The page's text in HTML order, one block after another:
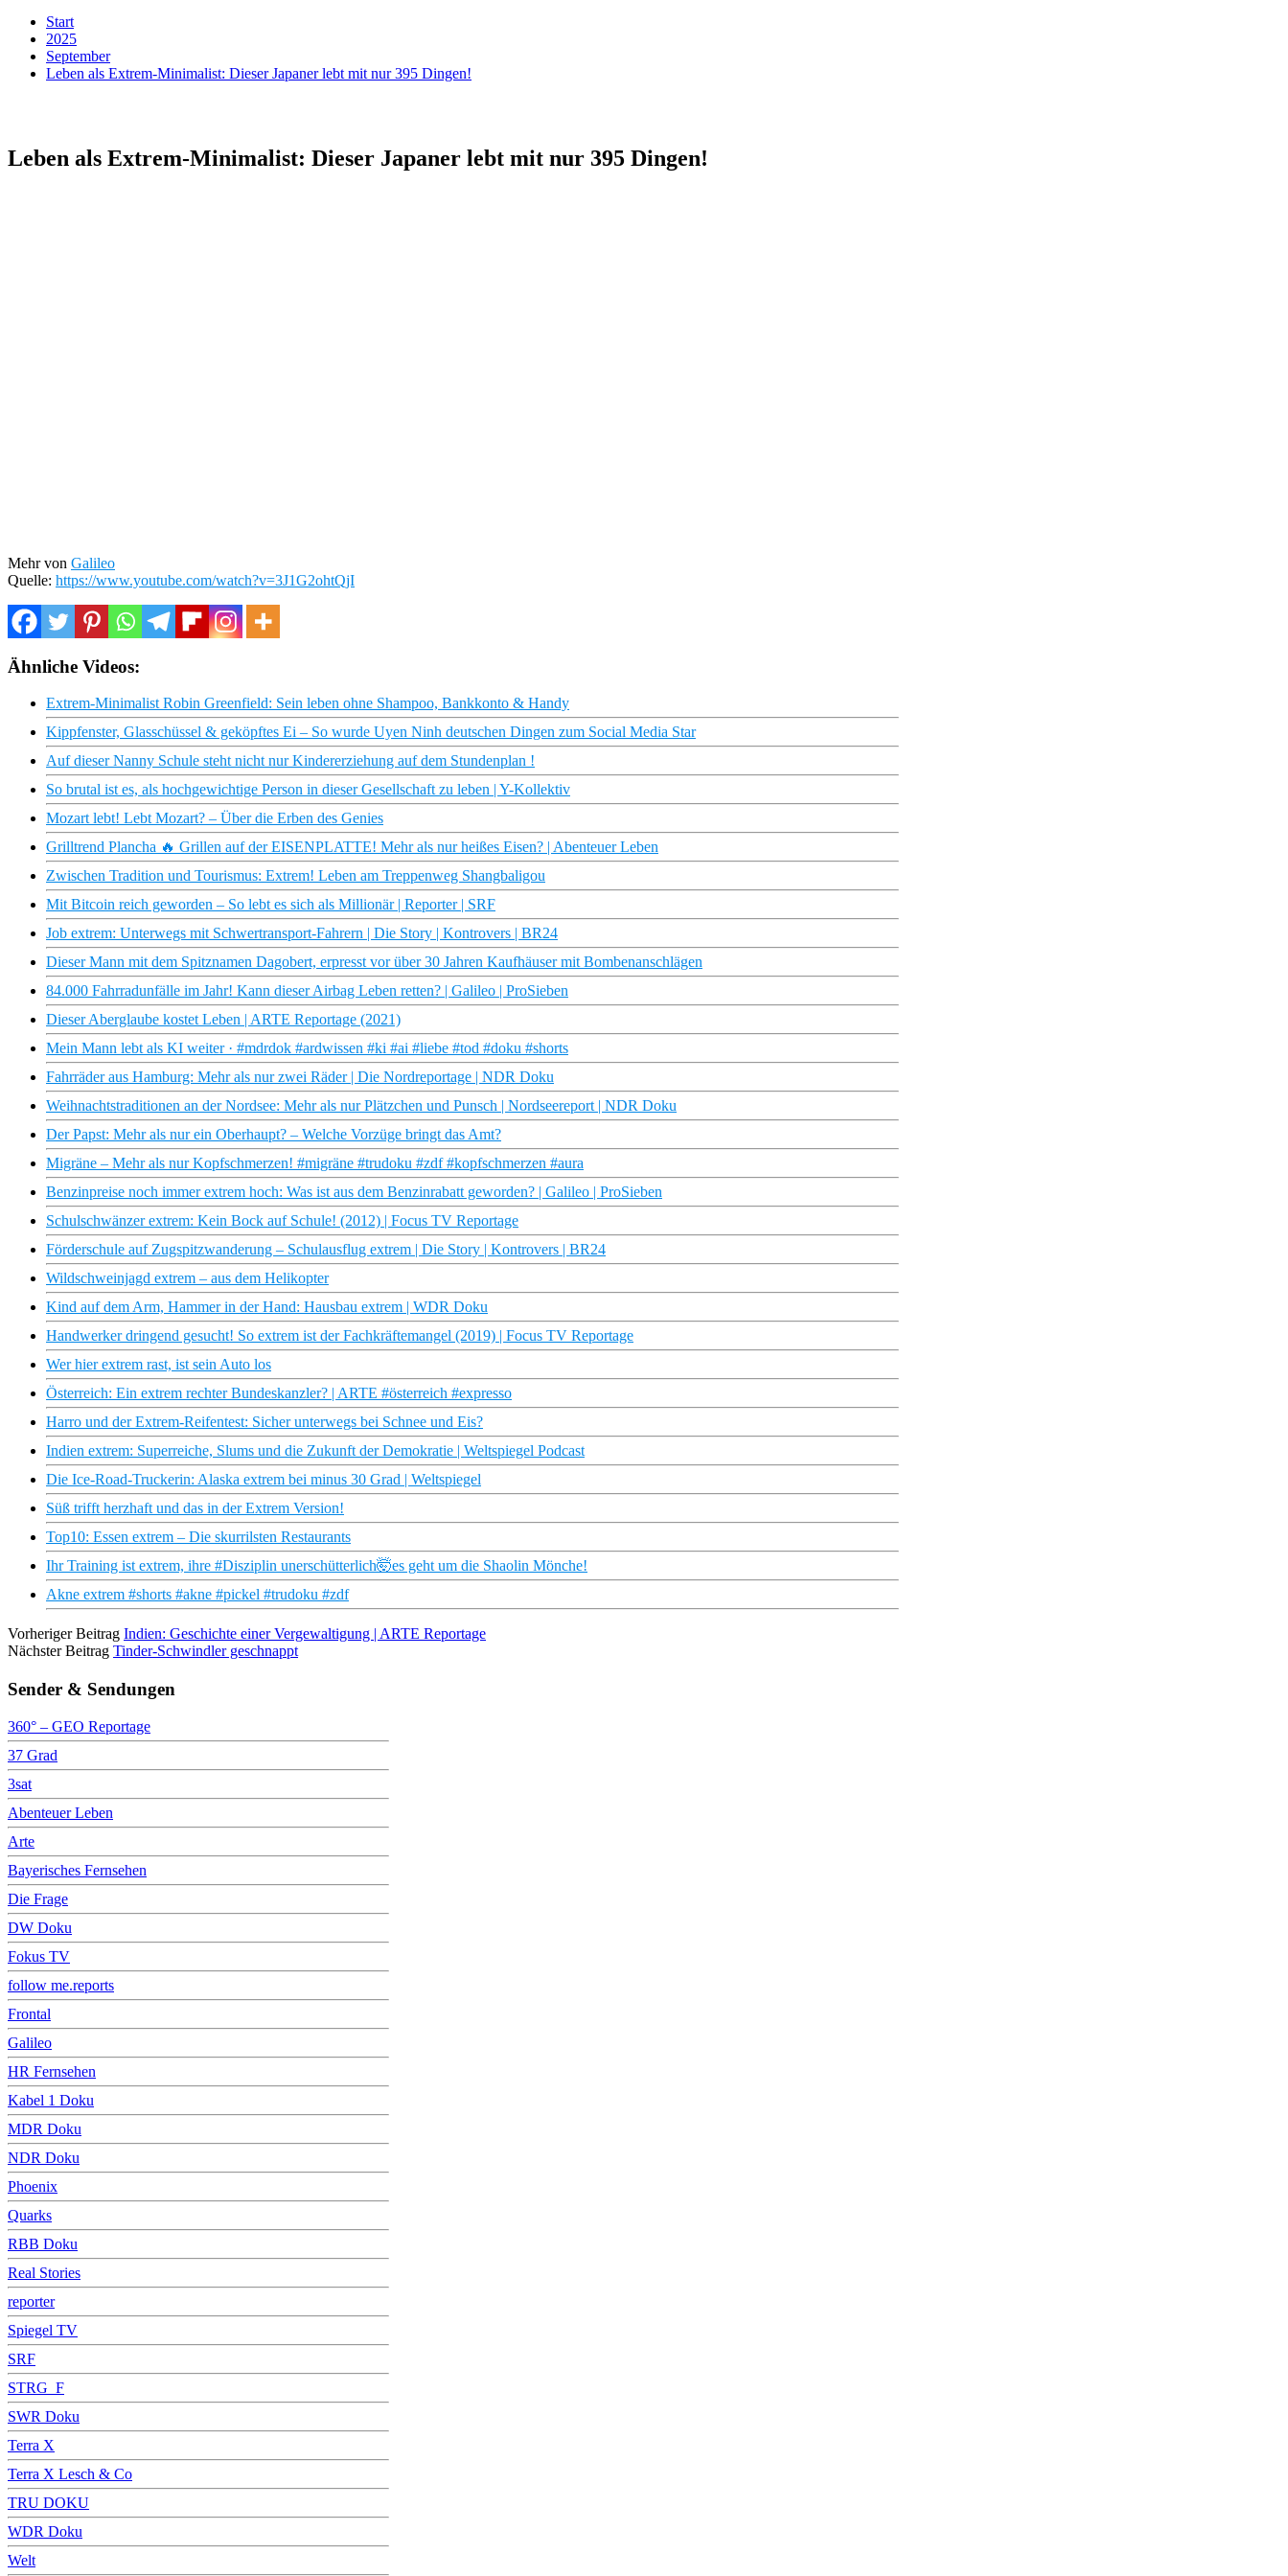
Start
2025
September
Leben als Extrem-Minimalist: Dieser Japaner lebt mit nur 395 Dingen!
Leben als Extrem-Minimalist: Dieser Japaner lebt mit nur 395 Dingen!
Mehr von Galileo
Quelle: https://www.youtube.com/watch?v=3J1G2ohtQjI
Ähnliche Videos:
Extrem-Minimalist Robin Greenfield: Sein leben ohne Shampoo, Bankkonto & Handy
Kippfenster, Glasschüssel & geköpftes Ei – So wurde Uyen Ninh deutschen Dingen zum Social Media Star
Auf dieser Nanny Schule steht nicht nur Kindererziehung auf dem Stundenplan !
So brutal ist es, als hochgewichtige Person in dieser Gesellschaft zu leben | Y-Kollektiv
Mozart lebt! Lebt Mozart? – Über die Erben des Genies
Grilltrend Plancha 🔥 Grillen auf der EISENPLATTE! Mehr als nur heißes Eisen? | Abenteuer Leben
Zwischen Tradition und Tourismus: Extrem! Leben am Treppenweg Shangbaligou
Mit Bitcoin reich geworden – So lebt es sich als Millionär | Reporter | SRF
Job extrem: Unterwegs mit Schwertransport-Fahrern | Die Story | Kontrovers | BR24
Dieser Mann mit dem Spitznamen Dagobert, erpresst vor über 30 Jahren Kaufhäuser mit Bombenanschlägen
84.000 Fahrradunfälle im Jahr! Kann dieser Airbag Leben retten? | Galileo | ProSieben
Dieser Aberglaube kostet Leben | ARTE Reportage (2021)
Mein Mann lebt als KI weiter · #mdrdok #ardwissen #ki #ai #liebe #tod #doku #shorts
Fahrräder aus Hamburg: Mehr als nur zwei Räder | Die Nordreportage | NDR Doku
Weihnachtstraditionen an der Nordsee: Mehr als nur Plätzchen und Punsch | Nordseereport | NDR Doku
Der Papst: Mehr als nur ein Oberhaupt? – Welche Vorzüge bringt das Amt?
Migräne – Mehr als nur Kopfschmerzen! #migräne #trudoku #zdf #kopfschmerzen #aura
Benzinpreise noch immer extrem hoch: Was ist aus dem Benzinrabatt geworden? | Galileo | ProSieben
Schulschwänzer extrem: Kein Bock auf Schule! (2012) | Focus TV Reportage
Förderschule auf Zugspitzwanderung – Schulausflug extrem | Die Story | Kontrovers | BR24
Wildschweinjagd extrem – aus dem Helikopter
Kind auf dem Arm, Hammer in der Hand: Hausbau extrem | WDR Doku
Handwerker dringend gesucht! So extrem ist der Fachkräftemangel (2019) | Focus TV Reportage
Wer hier extrem rast, ist sein Auto los
Österreich: Ein extrem rechter Bundeskanzler? | ARTE #österreich #expresso
Harro und der Extrem-Reifentest: Sicher unterwegs bei Schnee und Eis?
Indien extrem: Superreiche, Slums und die Zukunft der Demokratie | Weltspiegel Podcast
Die Ice-Road-Truckerin: Alaska extrem bei minus 30 Grad | Weltspiegel
Süß trifft herzhaft und das in der Extrem Version!
Top10: Essen extrem – Die skurrilsten Restaurants
Ihr Training ist extrem, ihre #Disziplin unerschütterlich🤯es geht um die Shaolin Mönche!
Akne extrem #shorts #akne #pickel #trudoku #zdf
Vorheriger Beitrag Indien: Geschichte einer Vergewaltigung | ARTE Reportage
Nächster Beitrag Tinder-Schwindler geschnappt
Sender & Sendungen
360° – GEO Reportage
37 Grad
3sat
Abenteuer Leben
Arte
Bayerisches Fernsehen
Die Frage
DW Doku
Fokus TV
follow me.reports
Frontal
Galileo
HR Fernsehen
Kabel 1 Doku
MDR Doku
NDR Doku
Phoenix
Quarks
RBB Doku
Real Stories
reporter
Spiegel TV
SRF
STRG_F
SWR Doku
Terra X
Terra X Lesch & Co
TRU DOKU
WDR Doku
Welt